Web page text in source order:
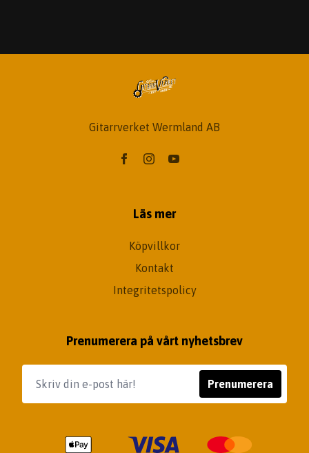
Gitarrverket Wermland AB
Läs mer
Köpvillkor
Kontakt
Integritetspolicy
Prenumerera på vårt nyhetsbrev
Prenumerera